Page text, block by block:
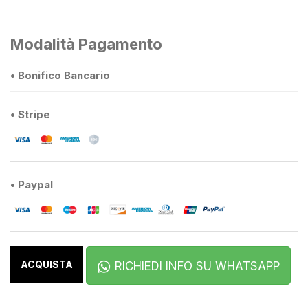
Modalità Pagamento
• Bonifico Bancario
• Stripe
• Paypal
ACQUISTA RICHIEDI INFO SU WHATSAPP